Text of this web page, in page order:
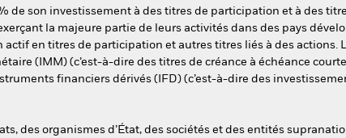
de son investissement à des titres de participation et à des
la majeure partie de leurs activités dans des pays
en titres de participation et autres titres liés à des actions.
(IMM) (c’est-à-dire des titres de créance à échéance
financiers dérivés (IFD) (c’est-à-dire des
des organismes d’État, des sociétés et des entités